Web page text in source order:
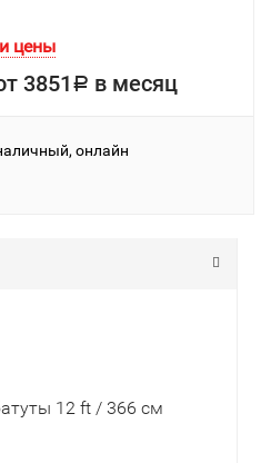
цены
3851 Р в месяц
онлайн
12 ft / 366 см